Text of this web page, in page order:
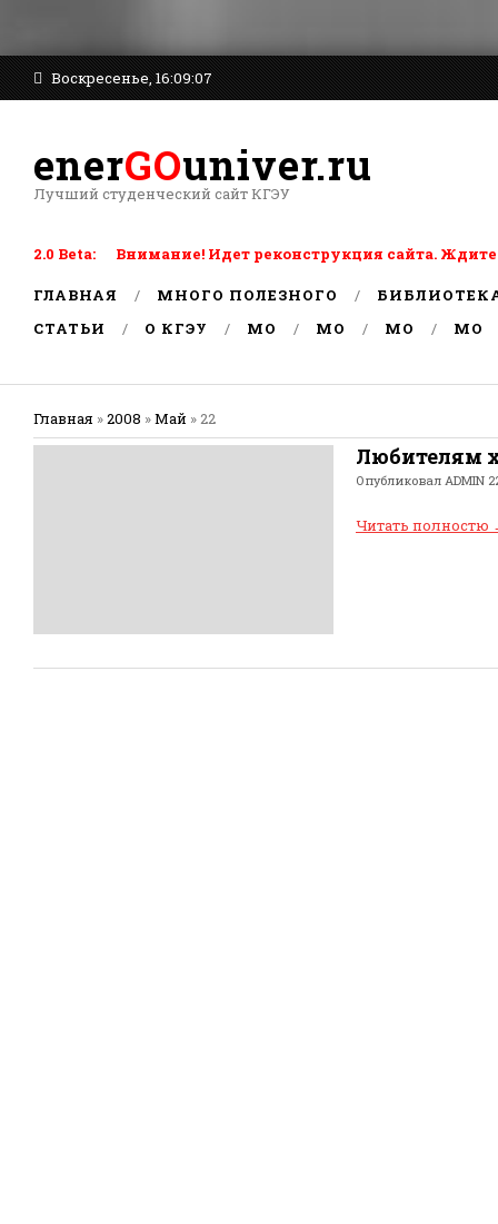
Воскресенье, 16:09:07
enerGOuniver.ru
Лучший студенческий сайт КГЭУ
2.0 Beta: Внимание! Идет реконструкция сайта. Ждите
ГЛАВНАЯ МНОГО ПОЛЕЗНОГО
СТАТЬИ
О КГЭУ MO MO MO MO
Главная »2008 »Май »22
Любителям
Опубликовал ADMIN
Читать полностю